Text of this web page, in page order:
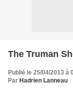
The Truman
Publié le 25/04/2013 à
Par Hadrien Lanneau